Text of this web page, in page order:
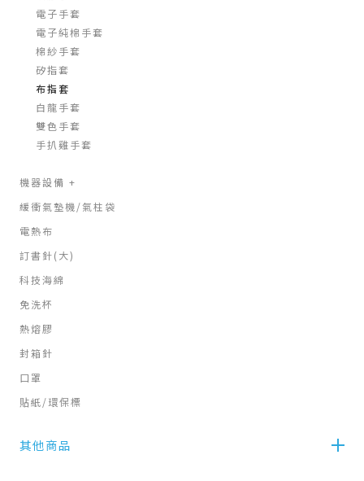
電子手套
電子純棉手套
棉紗手套
矽指套
布指套
白龍手套
雙色手套
手扒雞手套
機器設備 +
緩衝氣墊機/氣柱袋
電熱布
訂書針(大)
科技海綿
免洗杯
熱熔膠
封箱針
口罩
貼紙/環保標
其他商品